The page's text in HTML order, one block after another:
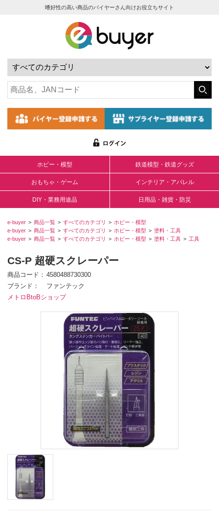
嗜好性の高い商品のバイヤーさん向けお役立ちサイト
ホビー・模型 鉄道模型・鉄道グッズ
おもちゃ・ゲーム インテリア・アパレル
DIY・業務用途品 日用品・雑貨・防災
e-buyer 商品一覧 すべてのカテゴリ
ホビー・模型
e-buyer
商品一覧 すべてのカテゴリ ホビー・模型
塗料・工具
e-buyer
商品一覧 すべてのカテゴリ ホビー・模型 塗料・工具 工具
CS-P 超硬スクレーパー
商品コード
4580488730300
ブランド
ファンテック
メトロBtoBショップ